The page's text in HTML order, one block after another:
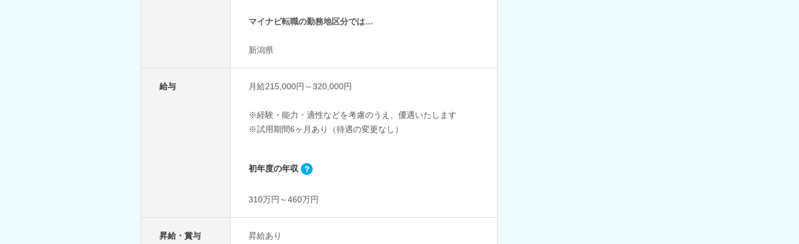
マイナビ転職の勤務地区分では…
新潟県
給与 月給215,000円～320,000円
※経験・能力・適性などを考慮のうえ、優遇いたします
※試用期間6ヶ月あり（待遇の変更なし）
初年度の年収
310万円～460万円
昇給・賞与
昇給あり